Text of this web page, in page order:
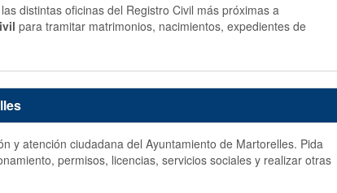
distintas oficinas del Registro Civil más próximas a
para tramitar matrimonios, nacimientos, expedientes de
y atención ciudadana del Ayuntamiento de Martorelles. Pida
permisos, licencias, servicios sociales y realizar otras